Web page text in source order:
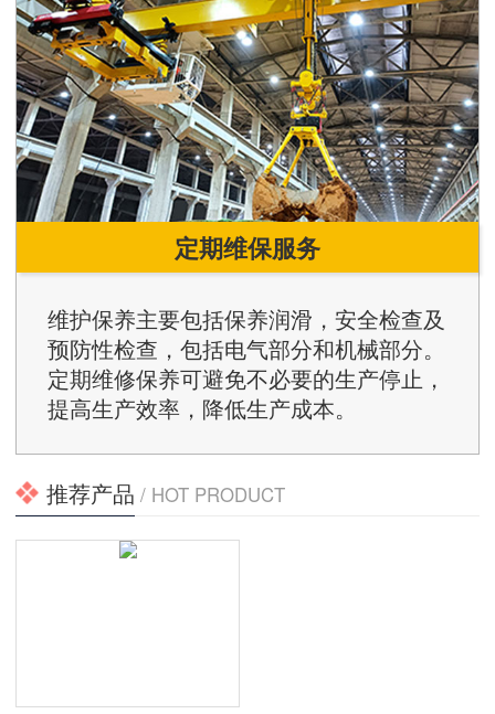
定期维保服务
维护保养主要包括保养润滑，安全检查及
预防性检查，包括电气部分和机械部分。
定期维修保养可避免不必要的生产停止，
提高生产效率，降低生产成本。
推荐产品 / HOT PRODUCT